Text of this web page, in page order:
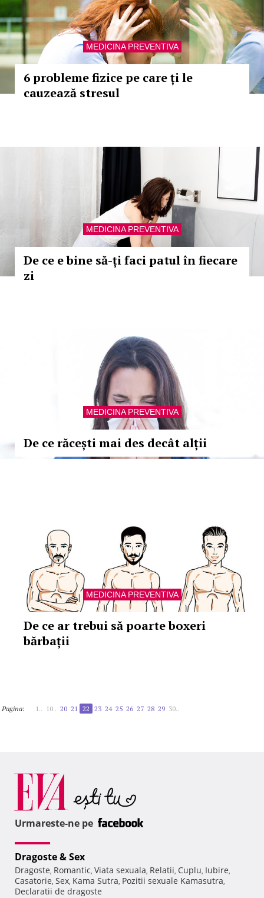
MEDICINA PREVENTIVA
6 probleme fizice pe care ți le
cauzează stresul
MEDICINA PREVENTIVA
De ce e bine să-ți faci patul în fiecare
zi
MEDICINA PREVENTIVA
De ce răcești mai des decât alții
MEDICINA PREVENTIVA
De ce ar trebui să poarte boxeri
bărbații
Pagina: 1.. 10.. 20 21 22 23 24 25 26 27 28 29 30..
Urmareste-ne pe
Dragoste & Sex
Dragoste, Romantic, Viata sexuala, Relatii, Cuplu, Iubire,
Casatorie, Sex, Kama Sutra, Pozitii sexuale Kamasutra,
Declaratii de dragoste